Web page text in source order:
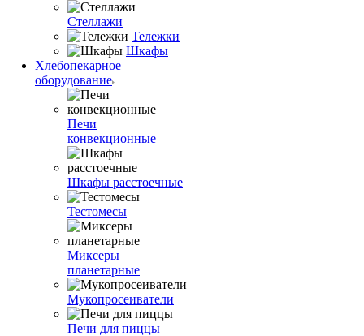
Стеллажи
Тележки
Шкафы
Хлебопекарное
оборудование
Печи
конвекционные
Шкафы расстоечные
Тестомесы
Миксеры
планетарные
Мукопросеиватели
Печи для пиццы